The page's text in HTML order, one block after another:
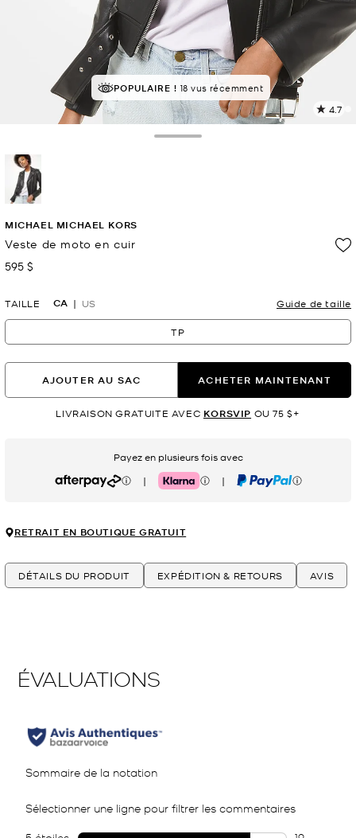
À SUCCÈS!Classé 5 étoiles par 83 % des clients
POPULAIRE ! 18 vus récemment
4.7
MICHAEL MICHAEL KORS
Veste de moto en cuir
maintenant
595 $
TAILLE CA US Guide de taille
TP
AJOUTER AU SAC ACHETER MAINTENANT
LIVRAISON GRATUITE AVEC KORSVIP OU 75 $+
Payez en plusieurs fois avec
Afterpay | Klarna | PayPal
RETRAIT EN BOUTIQUE GRATUIT
DÉTAILS DU PRODUIT EXPÉDITION & RETOURS AVIS